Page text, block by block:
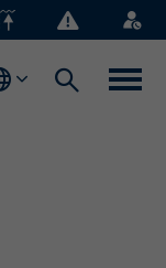
Business
News
Login